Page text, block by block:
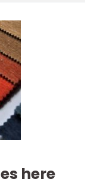
here